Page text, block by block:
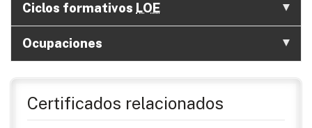
Ciclos formativos LOE
Ocupaciones
Certificados relacionados